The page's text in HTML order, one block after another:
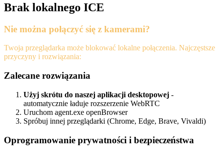
Brak lokalnego ICE
Nie można połączyć się z kamerami?
Twoja przeglądarka może blokować lokalne połączenia. Najczęstsze
przyczyny i rozwiązania:
Zalecane rozwiązania
Użyj skrótu do naszej aplikacji desktopowej -
automatycznie ładuje rozszerzenie WebRTC
Uruchom agent.exe openBrowser
Spróbuj innej przeglądarki (Chrome, Edge, Brave, Vivaldi)
Oprogramowanie prywatności i bezpieczeństwa